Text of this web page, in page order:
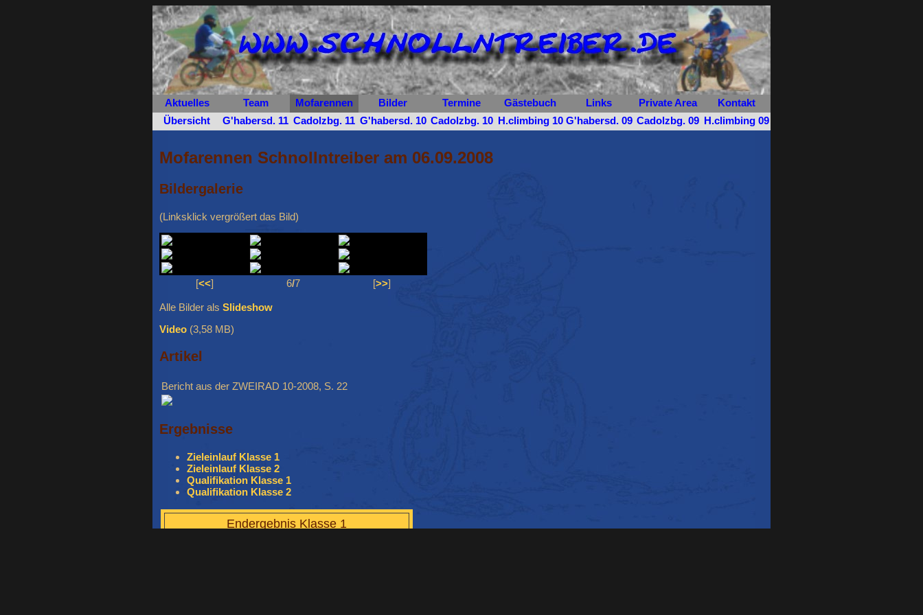
Aktuelles Team
Mofarennen
Übersicht
G'habersd. 11 Cadolzbg. 11 G'habersd. 10 Cadolzbg. 10 H.climbing 10 G'habersd. 09 Cadolzbg. 09 H.climbing 09
Bilder Termine Gästebuch Links Private Area Kontakt
Mofarennen Schnollntreiber am 06.09.2008
Bildergalerie
(Linksklick vergrößert das Bild)
[<<] 6/7 [>>]
Alle Bilder als Slideshow
Video (3,58 MB)
Artikel
Bericht aus der ZWEIRAD 10-2008, S. 22
Ergebnisse
Zieleinlauf Klasse 1
Zieleinlauf Klasse 2
Qualifikation Klasse 1
Qualifikation Klasse 2
Endergebnis Klasse 1